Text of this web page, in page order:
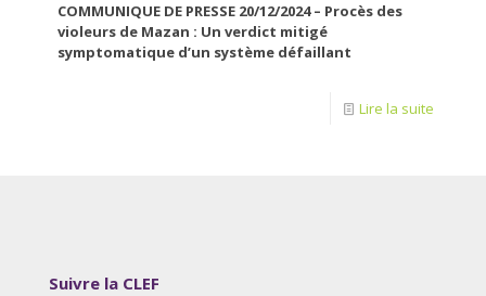
COMMUNIQUE DE PRESSE 20/12/2024 – Procès des
violeurs de Mazan : Un verdict mitigé
symptomatique d’un système défaillant
Lire la suite
Suivre la CLEF